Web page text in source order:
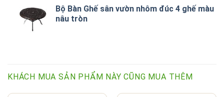
Bộ Bàn Ghế sân vườn nhôm đúc 4 ghế màu
nâu tròn
KHÁCH MUA SẢN PHẨM NÀY CŨNG MUA THÊM